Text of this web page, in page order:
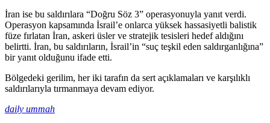
İran ise bu saldırılara “Doğru Söz 3” operasyonuyla yanıt verdi.
Operasyon kapsamında İsrail’e onlarca yüksek hassasiyetli balistik
füze fırlatan İran, askeri üsler ve stratejik tesisleri hedef aldığını
belirtti. İran, bu saldırıların, İsrail’in “suç teşkil eden saldırganlığına”
bir yanıt olduğunu ifade etti.
Bölgedeki gerilim, her iki tarafın da sert açıklamaları ve karşılıklı
saldırılarıyla tırmanmaya devam ediyor.
daily ummah